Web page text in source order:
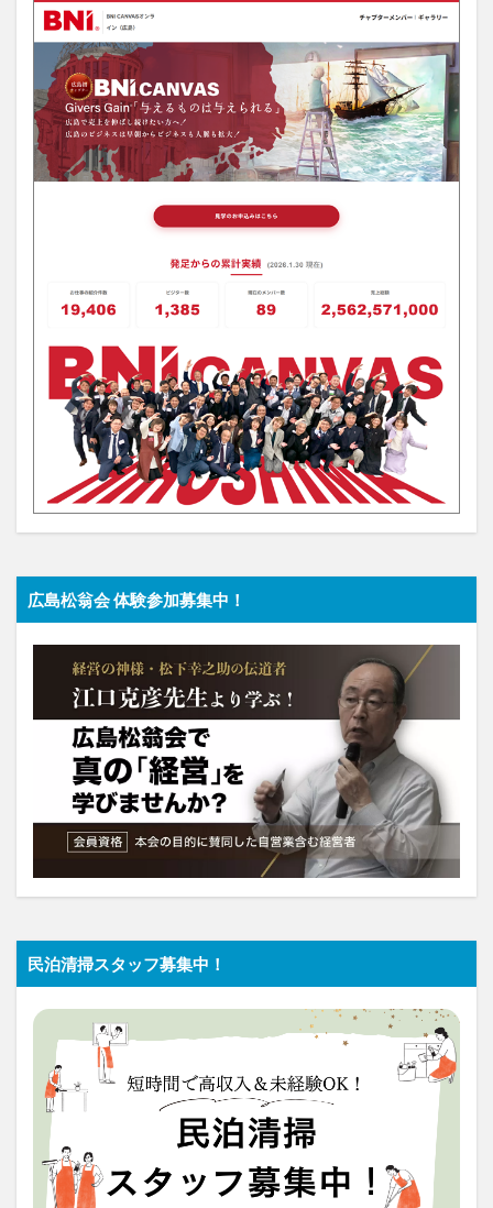
広島松翁会 体験参加募集中！
民泊清掃スタッフ募集中！